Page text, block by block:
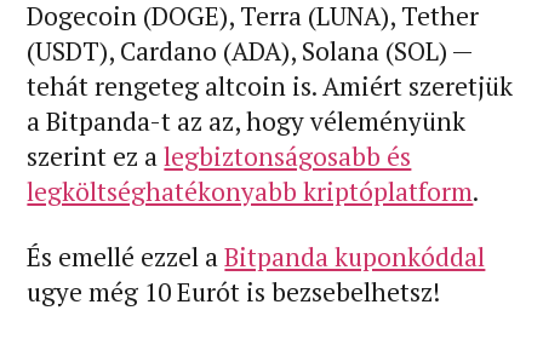
Dogecoin (DOGE), Terra (LUNA), Tether
(USDT), Cardano (ADA), Solana (SOL) —
tehát rengeteg altcoin is. Amiért szeretjük
a Bitpanda-t az az, hogy véleményünk
szerint ez alegbiztonságosabb és
legköltséghatékonyabb kriptóplatform.
És emellé ezzel aBitpanda kuponkóddal
ugye még 10 Eurót is bezsebelhetsz!